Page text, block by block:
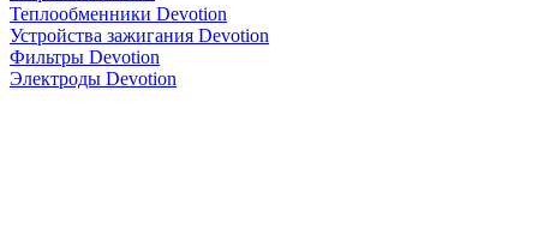
Теплообменники Devotion
Устройства зажигания Devotion
Фильтры Devotion
Электроды Devotion